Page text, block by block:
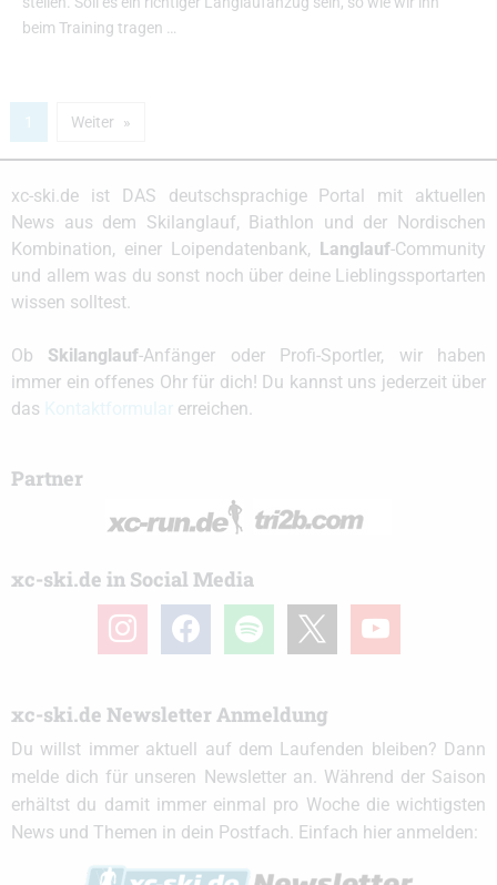
beim Training tragen …
Weiter
xc-ski.de ist DAS deutschsprachige Portal mit aktuellen
News aus dem Skilanglauf, Biathlon und der Nordischen
Kombination, einer Loipendatenbank,
Langlauf-Community
und allem was du sonst noch über deine Lieblingssportarten
wissen solltest.
Ob Skilanglauf-Anfänger oder Profi-Sportler, wir haben
immer ein offenes Ohr für dich! Du kannst uns jederzeit über
das
erreichen.
Partner
xc-ski.de in Social Media
instagramfacebook spotify youtube
xc-ski.de Newsletter Anmeldung
Du willst immer aktuell auf dem Laufenden bleiben? Dann
melde dich für unseren Newsletter an. Während der Saison
erhältst du damit immer einmal pro Woche die wichtigsten
News und Themen in dein Postfach. Einfach hier anmelden: